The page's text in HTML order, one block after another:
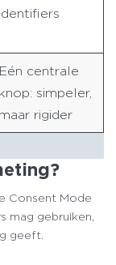
identifiers
Eén centrale
knop: simpeler,
maar rigider
Consent Mode
mag gebruiken,
geeft.